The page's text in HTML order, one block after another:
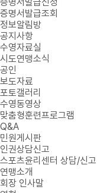
증명서발급조회
정보알림방
공지사항
수영자료실
시도연맹소식
공인
보도자료
포토갤러리
수영동영상
맞춤형훈련프로그램
Q&A
민원게시판
인권상담신고
스포츠윤리센터 상담/신고
연맹소개
회장 인사말